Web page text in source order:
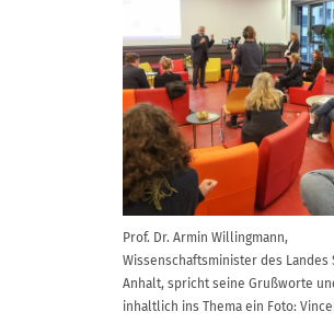
Prof. Dr. Armin Willingmann,
Wissenschaftsminister des Landes
Anhalt, spricht seine Grußworte
inhaltlich ins Thema ein Foto: